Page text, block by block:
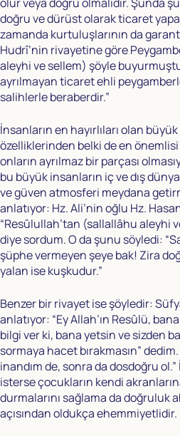
doğru ve dürüst olarak ticaret
zamanda kurtuluşlarının da
Hudrî’nin rivayetine göre
aleyhi ve sellem) şöyle
ayrılmayan ticaret ehli
salihlerle beraberdir.”
İnsanların en hayırlıları olan
özelliklerinden belki de en
onların ayrılmaz bir parçası
bu büyük insanların iç ve dış
ve güven atmosferi meydana
anlatıyor: Hz. Ali’nin oğlu Hz.
“Resûlullah’tan (sallallâhu aleyhi
diye sordum. O da şunu söyledi:
şüphe vermeyen şeye bak! Zira
yalan ise kuşkudur.”
Benzer bir rivayet ise şöyledir:
anlatıyor: “Ey Allah’ın Resûlü,
bilgi ver ki, bana yetsin ve sizden
sormaya hacet bırakmasın”
inandım de, sonra da dosdoğru
isterse çocukların kendi
durmalarını sağlama da doğruluk
açısından oldukça ehemmiyetlidir.